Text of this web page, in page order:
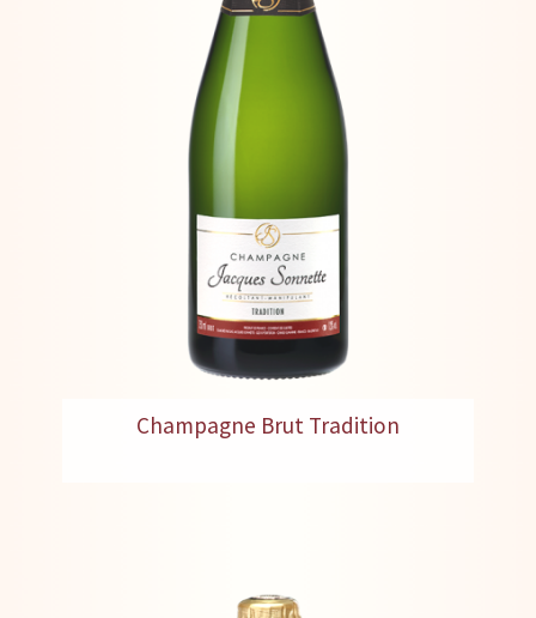
Champagne Brut Tradition